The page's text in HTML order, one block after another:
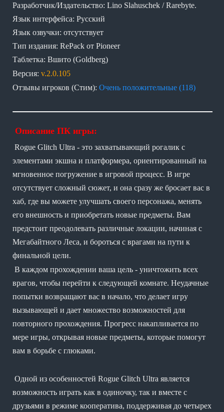
Разработчик/Издательство: Lino Slahuschek / Rarebyte.
Язык интерфейса: Русский
Язык озвучки: отсутствует
Тип издания: RePack от Pioneer
Таблетка: Вшито (Goldberg)
Версия: v.2.0.105
Отзывы игроков (Стим): Очень положительные (118)
Описание ПК игры:
Rogue Glitch Ultra - это захватывающий рогалик с
элементами экшна и платформера, ориентированный на
мгновенное погружение в игровой процесс. В игре
отсутствует сложный сюжет, и она сразу же бросает вас в
хаб, где вы можете улучшать своего персонажа, менять
его внешность и приобретать новые предметы. Вам
предстоит преодолевать различные локации, начиная с
Мегабайтного Леса, и бороться с врагами на пути к
финальной цели.
В каждом прохождении ваша цель - уничтожить всех
врагов, чтобы перейти к следующей комнате. Неудачные
попытки возвращают вас в начало, что делает игру
вызывающей и дает множество возможностей для
повторного прохождения. Прогресс накапливается по
мере игры, открывая новые предметы, которые помогут
вам в борьбе с глюками.
Одной из особенностей Rogue Glitch Ultra является
возможность играть как в одиночку, так и вместе с
друзьями в режиме кооператива, поддерживая до четырех